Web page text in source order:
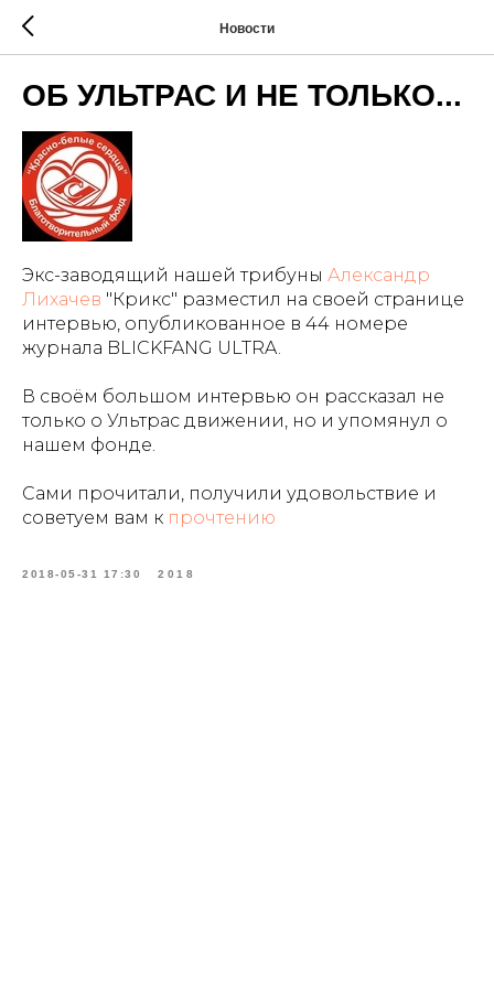
Новости
ОБ УЛЬТРАС И НЕ ТОЛЬКО...
Экс-заводящий нашей трибуны Александр
Лихачев "Крикс" разместил на своей странице
интервью, опубликованное в 44 номере
журнала BLICKFANG ULTRA.
В своём большом интервью он рассказал не
только о Ультрас движении, но и упомянул о
нашем фонде.
Сами прочитали, получили удовольствие и
советуем вам к прочтению
2018-05-31 17:30 2018